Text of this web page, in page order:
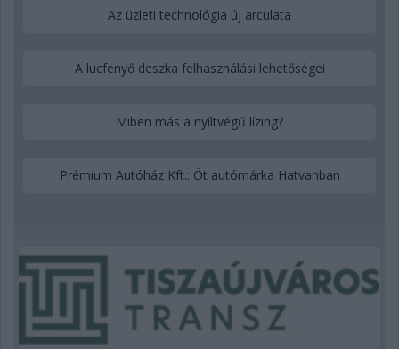
Az üzleti technológia új arculata
A lucfenyő deszka felhasználási lehetőségei
Miben más a nyíltvégű lízing?
Prémium Autóház Kft.: Öt autómárka Hatvanban